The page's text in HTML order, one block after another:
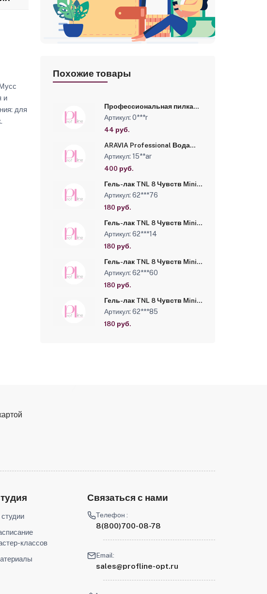
и
для
Похожие товары
Профессиональная пилка
для искусственных ногтей
(серая, полукруглая,
150/180) №0566
Артикул: 0***r
44 руб.
ARAVIA Professional Вода
косметическая с
биофлавоноидами
Mineralized Cosmetic Water,
Артикул: 15**ar
400 руб.
Гель-лак TNL 8 Чувств Mini
№272 - пастельная орхидея
(6 мл)
Артикул: 62***76
180 руб.
Гель-лак TNL 8 Чувств Mini
№231 - малиновый джем (6
мл)
Артикул: 62***14
180 руб.
Гель-лак TNL 8 Чувств Mini
№067 - яркий малиновый (6
мл)
Артикул: 62***60
180 руб.
Гель-лак TNL 8 Чувств Mini
№022 - персидский
розовый (6 мл)
Артикул: 62***85
180 руб.
классов
Связаться с нами
Телефон :
8(800)700-08-78
Email:
sales@profline-opt.ru